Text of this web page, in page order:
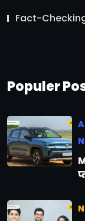
Fact-
Populer